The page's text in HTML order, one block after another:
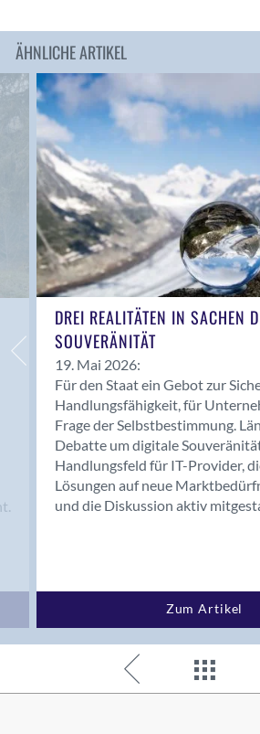
ÄHNLICHE ARTIKEL
DREI REALITÄTEN IN SACHEN
SOUVERÄNITÄT
19. Mai 2026:
Für den Staat ein Gebot zur
Handlungsfähigkeit, für
Frage der Selbstbestimmung.
Debatte um digitale
Handlungsfeld für IT-Provider,
Lösungen auf neue
und die Diskussion aktiv
Zum Artikel